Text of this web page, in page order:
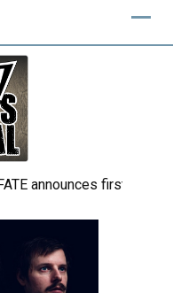
announces first live